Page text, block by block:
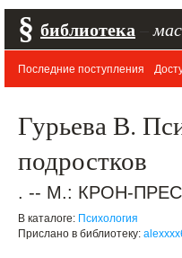
§ библиотека
Последние поступления
Гурьева В.
подростков
. -- М.: КРОН-
В каталоге: Психология
Прислано в библиотеку: